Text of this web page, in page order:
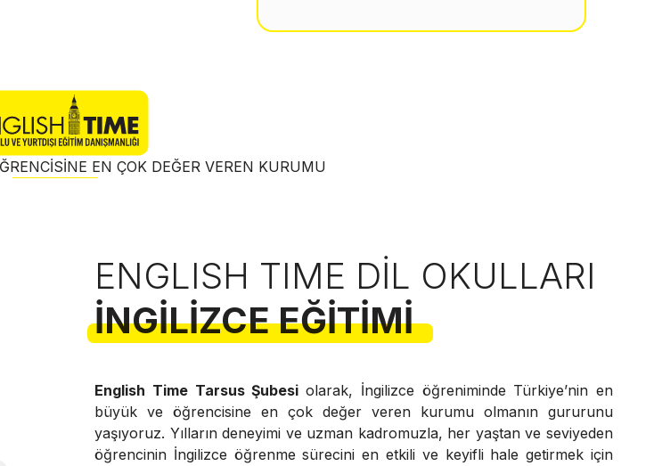
EN ÇOK DEĞER VEREN KURUMU
ENGLISH TIME DIL OKULLARI
İNGILIZCE EĞITIMI
English Time Tarsus Şubesi olarak, İngilizce öğreniminde Türkiye’nin en
büyük ve öğrencisine en çok değer veren kurumu olmanın gururunu
yaşıyoruz. Yılların deneyimi ve uzman kadromuzla, her yaştan ve seviyeden
öğrencinin İngilizce öğrenme sürecini en etkili ve keyifli hale getirmek için